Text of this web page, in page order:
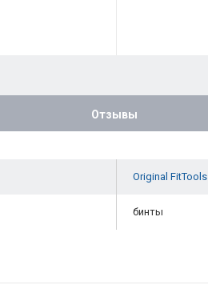
Отзывы
Original FitTools
бинты